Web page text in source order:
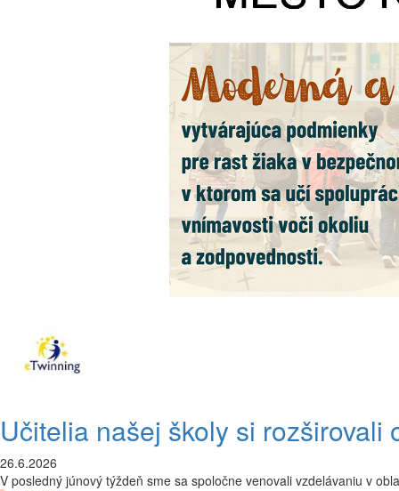
Učitelia našej školy si rozširovali
26.6.2026
V posledný júnový týždeň sme sa spoločne venovali vzdelávaniu v